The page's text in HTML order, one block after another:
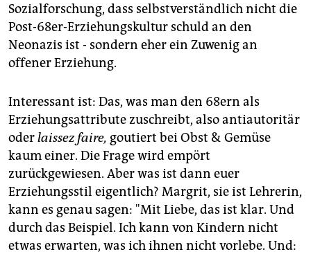
Sozialforschung, dass selbstverständlich nicht die
Post-68er-Erziehungskultur schuld an den
Neonazis ist - sondern eher ein Zuwenig an
offener Erziehung.
Interessant ist: Das, was man den 68ern als
Erziehungsattribute zuschreibt, also antiautoritär
oderlaissez faire, goutiert bei Obst & Gemüse
kaum einer. Die Frage wird empört
zurückgewiesen. Aber was ist dann euer
Erziehungsstil eigentlich? Margrit, sie ist Lehrerin,
kann es genau sagen: "Mit Liebe, das ist klar. Und
durch das Beispiel. Ich kann von Kindern nicht
etwas erwarten, was ich ihnen nicht vorlebe. Und: